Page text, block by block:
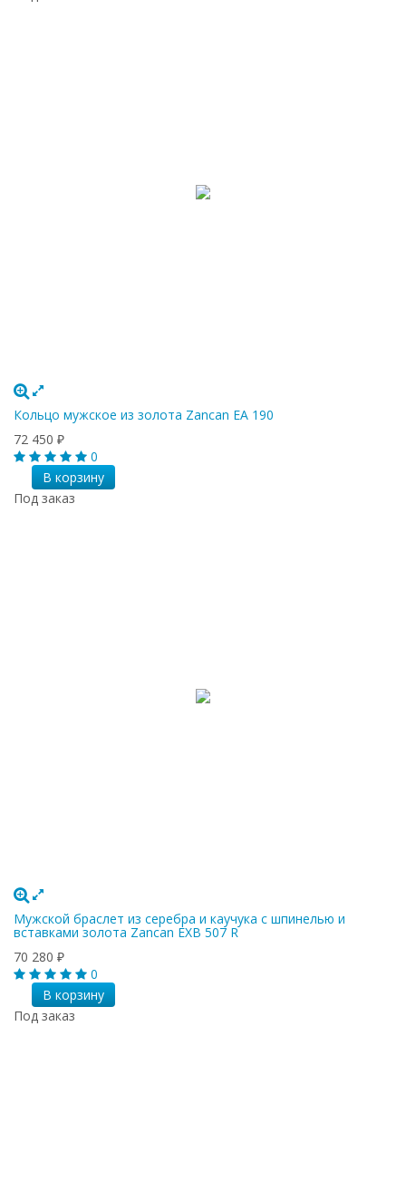
Кольцо мужское из золота Zancan EA 190
72 450 ₽
0
В корзину
Под заказ
Мужской браслет из серебра и каучука с шпинелью и
вставками золота Zancan EXB 507 R
70 280 ₽
0
В корзину
Под заказ